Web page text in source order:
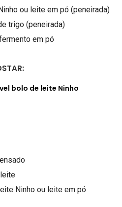
ou leite em pó (peneirada)
trigo (peneirada)
em pó
bolo de leite Ninho
Ninho ou leite em pó